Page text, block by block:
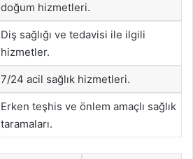
doğum hizmetleri.
Diş sağlığı ve tedavisi ile ilgili
hizmetler.
7/24 acil sağlık hizmetleri.
Erken teşhis ve önlem amaçlı sağlık
taramaları.